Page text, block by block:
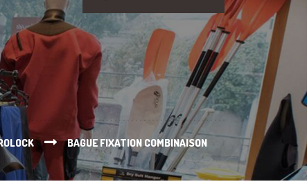
BAGUE FIXATION COMBINAISON